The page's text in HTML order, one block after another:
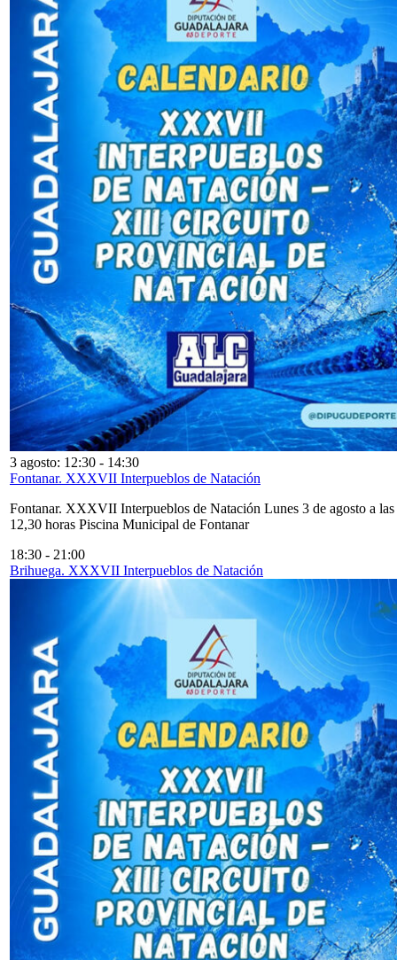
3 agosto: 12:30 - 14:30
Fontanar. XXXVII Interpueblos de Natación
Fontanar. XXXVII Interpueblos de Natación Lunes 3 de agosto a las
12,30 horas Piscina Municipal de Fontanar
18:30 - 21:00
Brihuega. XXXVII Interpueblos de Natación